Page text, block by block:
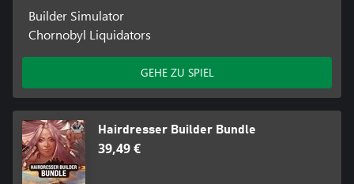
Builder Simulator
Chornobyl Liquidators
GEHE ZU SPIEL
Hairdresser Builder Bundle
39,49 €